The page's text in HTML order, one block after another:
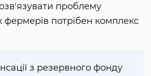
проблему
фермерів потрібен комплекс
з резервного фонду